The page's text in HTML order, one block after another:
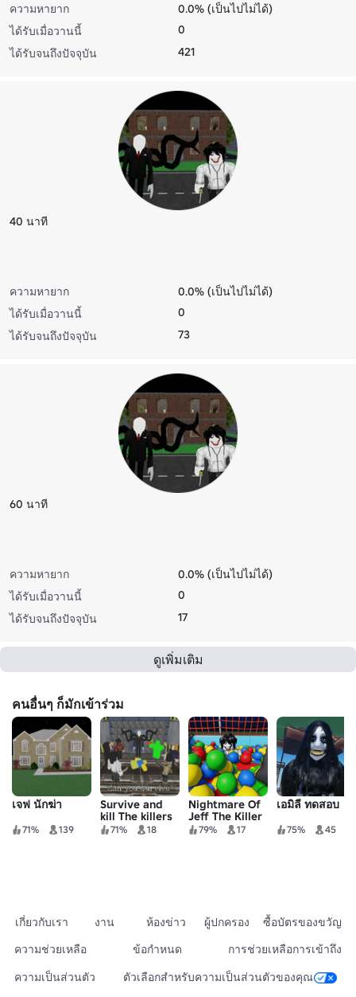
ความหายาก
0.0% (เป็นไปไม่ได้)
ได้รับเมื่อวานนี้
0
ได้รับจนถึงปัจจุบัน
421
40 นาที
ความหายาก
0.0% (เป็นไปไม่ได้)
ได้รับเมื่อวานนี้
0
ได้รับจนถึงปัจจุบัน
73
60 นาที
ความหายาก
0.0% (เป็นไปไม่ได้)
ได้รับเมื่อวานนี้
0
ได้รับจนถึงปัจจุบัน
17
ดูเพิ่มเติม
คนอื่นๆ ก็มักเข้าร่วม
เจฟ นักฆ่า
71% 139
Survive and
kill The killers
in The Area 51
71% 18
Nightmare Of
Jeff The Killer
79% 17
เอมิลี่ ทดสอบ
75% 45
เกี่ยวกับเรา งาน ห้องข่าว ผู้ปกครอง
ซื้อบัตรของขวัญ
ความช่วยเหลือ
ข้อกำหนด
การช่วยเหลือการเข้าถึง
ความเป็นส่วนตัว
ตัวเลือกสำหรับความเป็นส่วนตัวของคุณ